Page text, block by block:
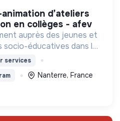
en collèges - afev
auprès des jeunes et
éducatives dans les
services
Nanterre, France